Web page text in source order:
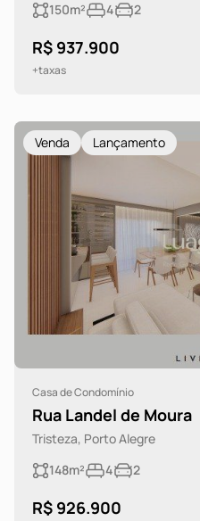
150m²
4 2
R$ 937.900
+taxas
Venda Lançamento
Casa de Condomínio
Rua Landel de Moura
Tristeza, Porto Alegre
148m²
4 2
R$ 926.900